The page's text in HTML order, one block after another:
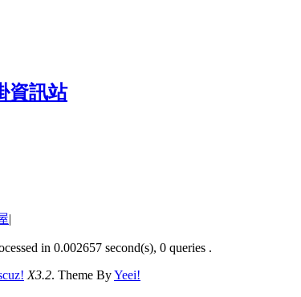
|
in 0.002657 second(s), 0 queries .
X3.2. Theme ByYeei!